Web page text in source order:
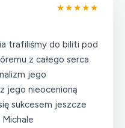
★★★★★
trafiliśmy do biliti pod
z całego serca
jego
jego nieocenioną
sukcesem jeszcze